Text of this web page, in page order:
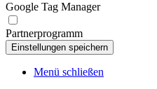
Google Tag Manager
Partnerprogramm
Menü schließen